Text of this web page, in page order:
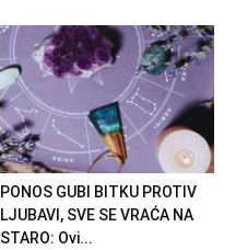
PONOS GUBI BITKU PROTIV
LJUBAVI, SVE SE VRAĆA NA
STARO: Ovi...